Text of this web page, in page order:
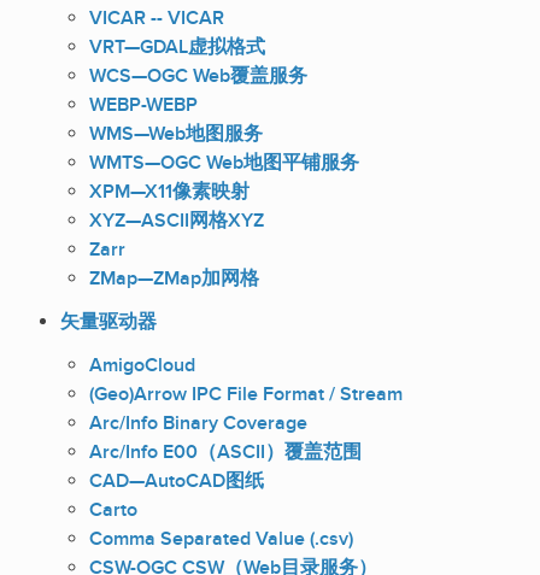
VICAR -- VICAR
VRT—GDAL虚拟格式
WCS—OGC Web覆盖服务
WEBP-WEBP
WMS—Web地图服务
WMTS—OGC Web地图平铺服务
XPM—X11像素映射
XYZ—ASCII网格XYZ
Zarr
ZMap—ZMap加网格
矢量驱动器
AmigoCloud
(Geo)Arrow IPC File Format / Stream
Arc/Info Binary Coverage
Arc/Info E00（ASCII）覆盖范围
CAD—AutoCAD图纸
Carto
Comma Separated Value (.csv)
CSW-OGC CSW（Web目录服务）